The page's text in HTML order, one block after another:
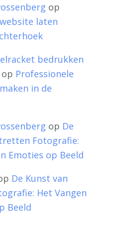
op
laten
bedrukken
op Professionele
in de
op De
Fotografie:
Emoties op Beeld
De Kunst van
Het Vangen
Beeld